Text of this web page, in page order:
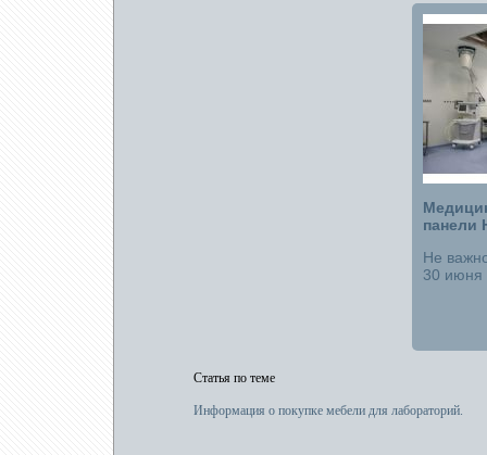
панели
Не
30 июня
Статья по теме
Информация о покупке мебели для лабораторий.